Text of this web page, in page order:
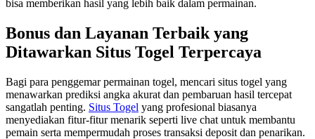
bisa memberikan hasil yang lebih baik dalam permainan.
Bonus dan Layanan Terbaik yang
Ditawarkan Situs Togel Terpercaya
Bagi para penggemar permainan togel, mencari situs togel yang
menawarkan prediksi angka akurat dan pembaruan hasil tercepat
sangatlah penting. Situs Togel yang profesional biasanya
menyediakan fitur-fitur menarik seperti live chat untuk membantu
pemain serta mempermudah proses transaksi deposit dan penarikan.